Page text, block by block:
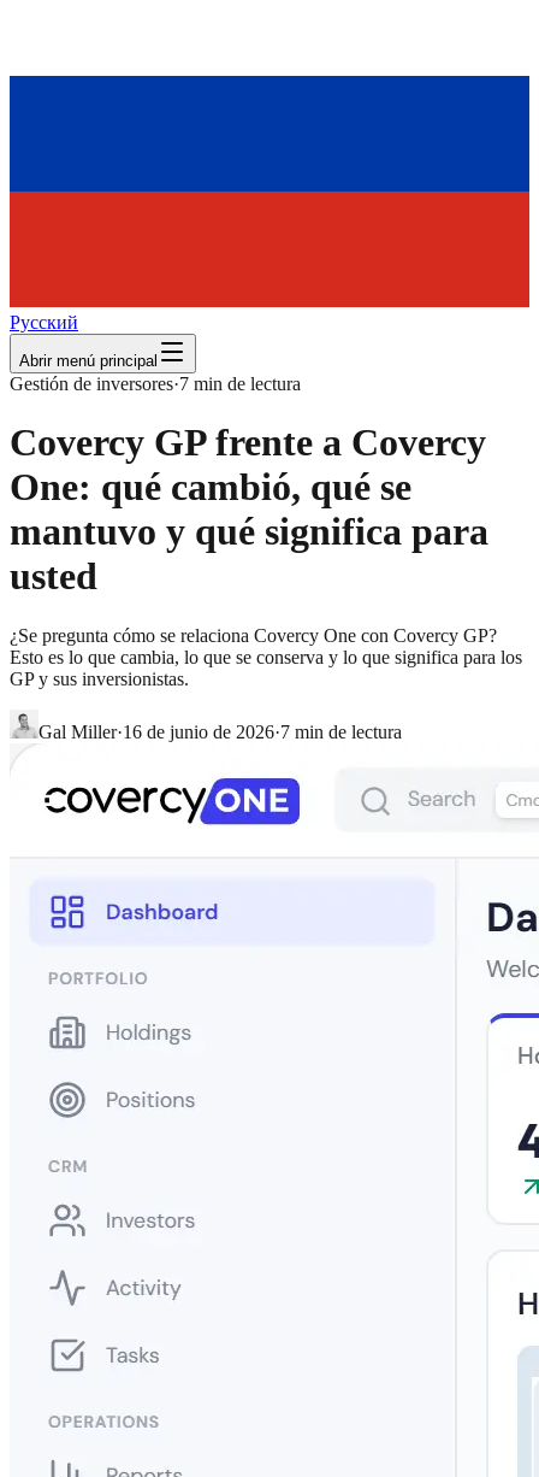
Русский
Abrir menú principal
Gestión de inversores·7 min de lectura
Covercy GP frente a Covercy
One: qué cambió, qué se
mantuvo y qué significa para
usted
¿Se pregunta cómo se relaciona Covercy One con Covercy GP?
Esto es lo que cambia, lo que se conserva y lo que significa para los
GP y sus inversionistas.
Gal Miller·16 de junio de 2026·7 min de lectura